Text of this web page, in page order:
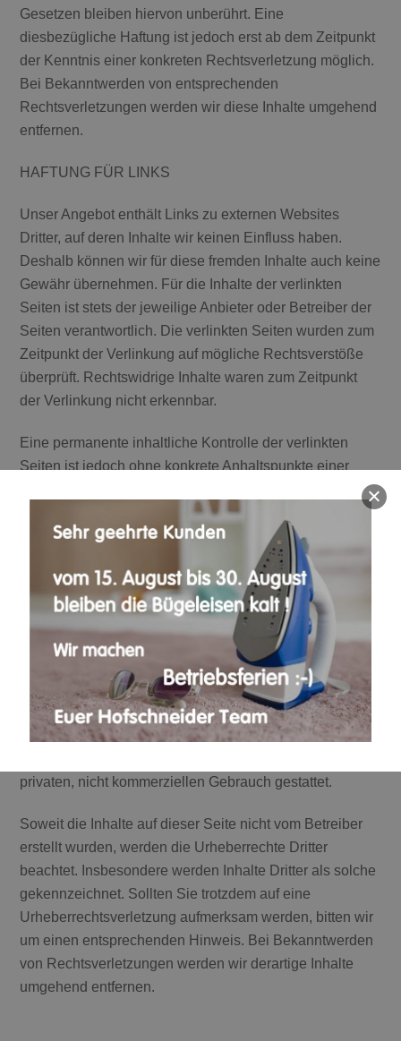
Gesetzen bleiben hiervon unberührt. Eine
diesbezügliche Haftung ist jedoch erst ab dem Zeitpunkt
der Kenntnis einer konkreten Rechtsverletzung möglich.
Bei Bekanntwerden von entsprechenden
Rechtsverletzungen werden wir diese Inhalte umgehend
entfernen.
HAFTUNG FÜR LINKS
Unser Angebot enthält Links zu externen Websites
Dritter, auf deren Inhalte wir keinen Einfluss haben.
Deshalb können wir für diese fremden Inhalte auch keine
Gewähr übernehmen. Für die Inhalte der verlinkten
Seiten ist stets der jeweilige Anbieter oder Betreiber der
Seiten verantwortlich. Die verlinkten Seiten wurden zum
Zeitpunkt der Verlinkung auf mögliche Rechtsverstöße
überprüft. Rechtswidrige Inhalte waren zum Zeitpunkt
der Verlinkung nicht erkennbar.
Eine permanente inhaltliche Kontrolle der verlinkten
Seiten ist jedoch ohne konkrete Anhaltspunkte einer
von Rechtsverletzungen werden wir derartige Links
umgehend entfernen.
URHEBERRECHT
Die durch die Seitenbetreiber erstellten Inhalte und
Werke auf diesen Seiten unterliegen dem deutschen
Urheberrecht. Die Vervielfältigung, Bearbeitung,
Verbreitung und jede Art der Verwertung außerhalb der
Grenzen des Urheberrechtes bedürfen der schriftlichen
Zustimmung des jeweiligen Autors bzw. Erstellers.
privaten, nicht kommerziellen Gebrauch gestattet.
Soweit die Inhalte auf dieser Seite nicht vom Betreiber
erstellt wurden, werden die Urheberrechte Dritter
beachtet. Insbesondere werden Inhalte Dritter als solche
gekennzeichnet. Sollten Sie trotzdem auf eine
Urheberrechtsverletzung aufmerksam werden, bitten wir
um einen entsprechenden Hinweis. Bei Bekanntwerden
von Rechtsverletzungen werden wir derartige Inhalte
umgehend entfernen.